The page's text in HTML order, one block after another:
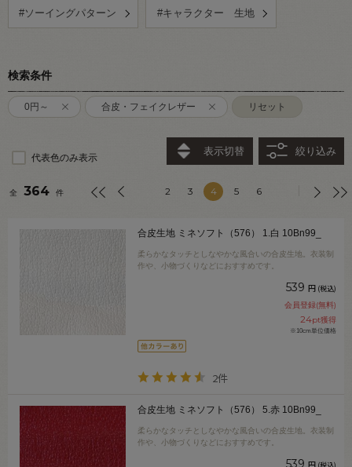
#ソーイングパターン #キャラクター 生地
検索条件
0円～ 合皮・フェイクレザー リセット
代表色のみ表示
表示切替 絞り込み
全 364 件 2 3 4 5 6
合皮生地 ミネソフト（576） 1.白 10Bn99_
柔らかなタッチとしなやかな風合いの合皮生地。衣装制
作や、小物づくりなどにおすすめです。
539 円 (税込)
会員登録(無料)
24pt獲得
※10cm単位価格
2件
合皮生地 ミネソフト（576） 5.赤 10Bn99_
柔らかなタッチとしなやかな風合いの合皮生地。衣装制
作や、小物づくりなどにおすすめです。
539 円